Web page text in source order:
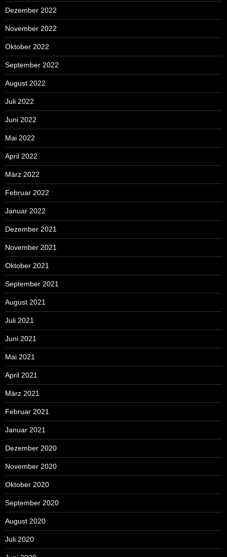
Dezember 2022
November 2022
Oktober 2022
September 2022
August 2022
Juli 2022
Juni 2022
Mai 2022
April 2022
März 2022
Februar 2022
Januar 2022
Dezember 2021
November 2021
Oktober 2021
September 2021
August 2021
Juli 2021
Juni 2021
Mai 2021
April 2021
März 2021
Februar 2021
Januar 2021
Dezember 2020
November 2020
Oktober 2020
September 2020
August 2020
Juli 2020